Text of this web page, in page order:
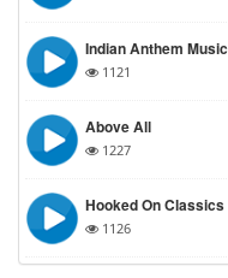
Indian Anthem Music
1121
Above All
1227
Hooked On Classics
1126